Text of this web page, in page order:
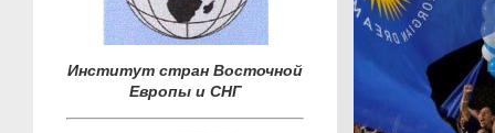
Институт стран Восточной
Европы и СНГ